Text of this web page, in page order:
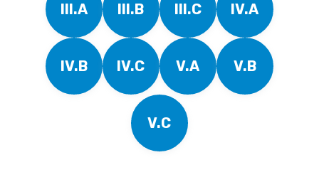
III.A III.B III.C IV.A
IV.B IV.C V.A V.B
V.C